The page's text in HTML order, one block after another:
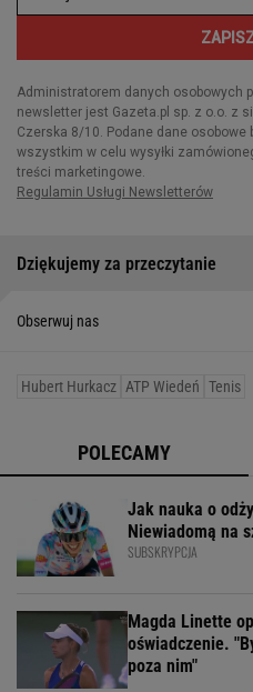
Dziękujemy za przeczytanie
Obserwuj nas
Hubert Hurkacz ATP Wiedeń Tenis
POLECAMY
Jak nauka o
Niewiadomą na
SUBSKRYPCJA
Magda Linette
oświadczenie.
poza nim"